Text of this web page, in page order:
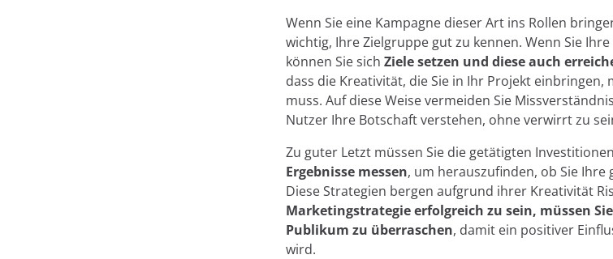
Wenn Sie eine Kampagne dieser Art ins Rollen
wichtig, Ihre Zielgruppe gut zu kennen. Wenn Sie
können Sie sich Ziele setzen und diese auch
dass die Kreativität, die Sie in Ihr Projekt
muss. Auf diese Weise vermeiden Sie
Nutzer Ihre Botschaft verstehen, ohne verwirrt zu
Zu guter Letzt müssen Sie die getätigten
Ergebnisse messen, um herauszufinden, ob Sie
Diese Strategien bergen aufgrund ihrer Kreativität
Marketingstrategie erfolgreich zu sein, müssen
Publikum zu überraschen, damit ein positiver
wird.